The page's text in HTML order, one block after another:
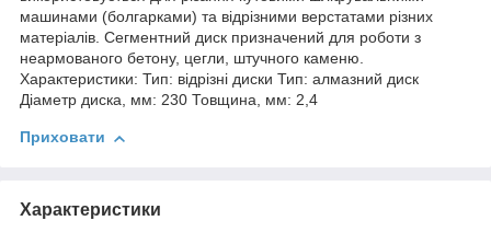
машинами (болгарками) та відрізними верстатами різних
матеріалів. Сегментний диск призначений для роботи з
неармованого бетону, цегли, штучного каменю.
Характеристики: Тип: відрізні диски Тип: алмазний диск
Діаметр диска, мм: 230 Товщина, мм: 2,4
Приховати
Характеристики